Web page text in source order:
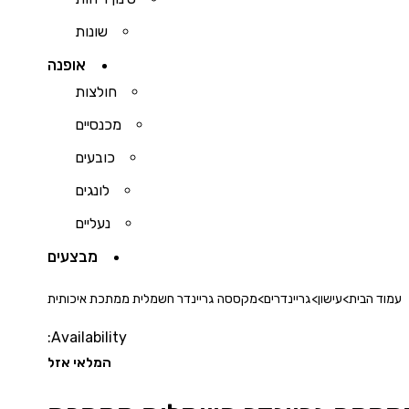
שונות
אופנה
חולצות
מכנסיים
כובעים
לונגים
נעליים
מבצעים
עמוד הבית>עישון>גריינדרים>מקססה גריינדר חשמלית ממתכת איכותית
Availability:
המלאי אזל